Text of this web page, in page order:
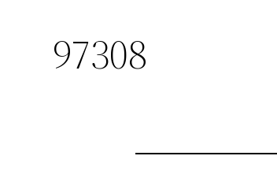
97308